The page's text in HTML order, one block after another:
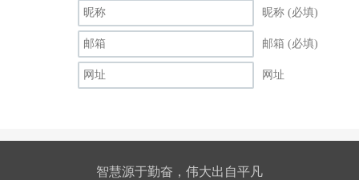
昵称 (必填)
邮箱 (必填)
网址
智慧源于勤奋，伟大出自平凡